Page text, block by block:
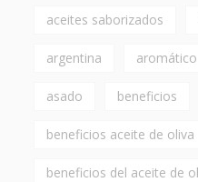
aceites saborizados
argentina aromático
asado beneficios
beneficios aceite de oliva
beneficios del aceite de